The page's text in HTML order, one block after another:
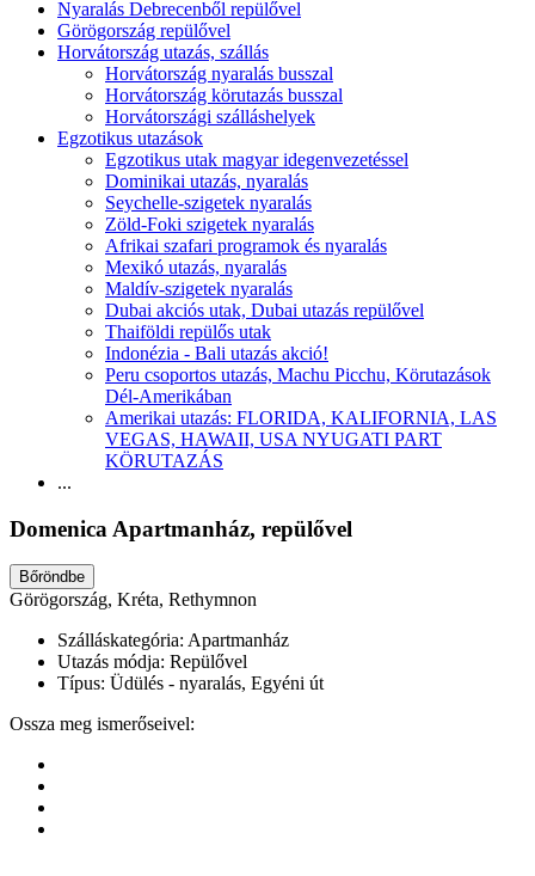
Nyaralás Debrecenből repülővel
Görögország repülővel
Horvátország utazás, szállás
Horvátország nyaralás busszal
Horvátország körutazás busszal
Horvátországi szálláshelyek
Egzotikus utazások
Egzotikus utak magyar idegenvezetéssel
Dominikai utazás, nyaralás
Seychelle-szigetek nyaralás
Zöld-Foki szigetek nyaralás
Afrikai szafari programok és nyaralás
Mexikó utazás, nyaralás
Maldív-szigetek nyaralás
Dubai akciós utak, Dubai utazás repülővel
Thaiföldi repülős utak
Indonézia - Bali utazás akció!
Peru csoportos utazás, Machu Picchu, Körutazások
Dél-Amerikában
Amerikai utazás: FLORIDA, KALIFORNIA, LAS
VEGAS, HAWAII, USA NYUGATI PART
KÖRUTAZÁS
...
Domenica Apartmanház, repülővel
Bőröndbe
Görögország, Kréta, Rethymnon
Szálláskategória: Apartmanház
Utazás módja: Repülővel
Típus: Üdülés - nyaralás, Egyéni út
Ossza meg ismerőseivel: